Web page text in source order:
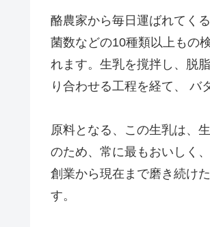
酪農家から毎日運ばれてく
菌数などの10種類以上もの
れます。生乳を撹拌し、脱
り合わせる工程を経て、 バ
原料となる、この生乳は、
のため、常に最もおいしく
創業から現在まで磨き続け
す。